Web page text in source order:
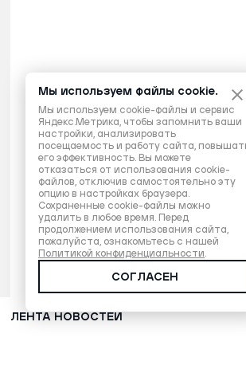
ЛЕНТА НОВОСТЕЙ
Мы используем файлы cookie.
Мы используем cookie-файлы и сервис
Яндекс.Метрика, чтобы запомнить ваши
настройки, анализировать
посещаемость и работу сайта,
его эффективность. Вы можете
отказаться от использования cookie-
файлов, отключив самостоятельно эту
опцию в настройках браузера.
Сохраненные cookie-файлы можно
удалить в любое время. Перед
продолжением использования сайта,
пожалуйста, ознакомьтесь с нашей
Политикой конфиденциальности.
СОГЛАСЕН